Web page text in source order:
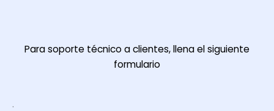
Para soporte técnico a clientes, llena el siguiente
formulario
.